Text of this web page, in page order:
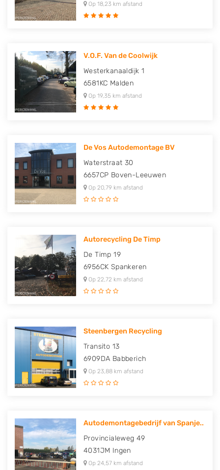
Op 18,23 km afstand
V.O.F. Van de Coolwijk
Westerkanaaldijk 1
6581KC Malden
Op 19,35 km afstand
De Vos Autodemontage BV
Waterstraat 30
6657CP Boven-Leeuwen
Op 20,79 km afstand
Autorecycling De Timp
De Timp 19
6956CK Spankeren
Op 22,72 km afstand
Steenbergen Recycling
Transito 13
6909DA Babberich
Op 23,88 km afstand
Autodemontagebedrijf van Spanje..
Provincialeweg 49
4031JM Ingen
Op 24,57 km afstand